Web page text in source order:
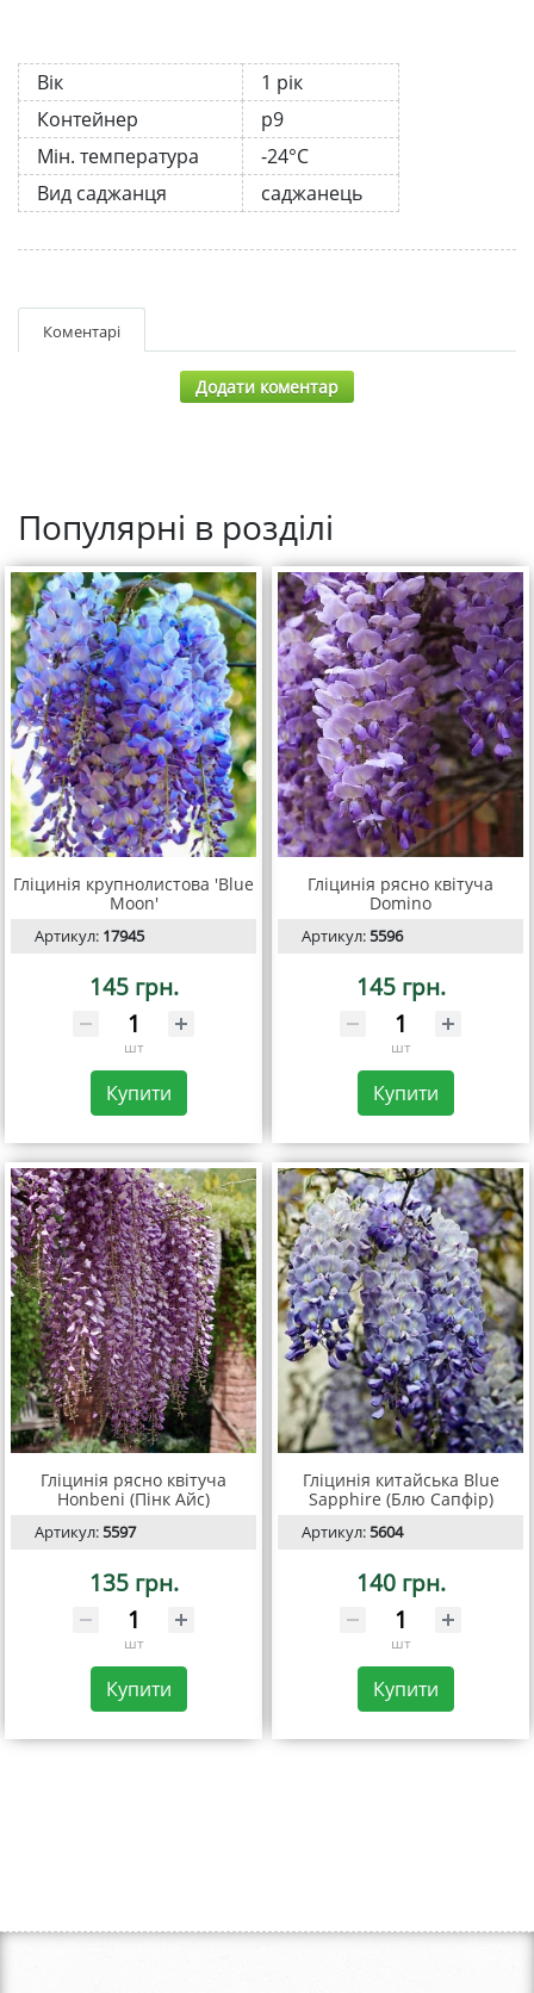
Вік
1 рік
Контейнер
р9
Мін. температура
-24°C
Вид саджанця
саджанець
Коментарі
Додати коментар
Популярні в розділі
Гліцинія крупнолистова 'Blue
Moon'
Артикул: 17945
145 грн.
шт
Купити
Гліцинія рясно квітуча
Domino
Артикул:5596
145 грн.
шт
Купити
Гліцинія рясно квітуча
Honbeni (Пінк Айс)
Артикул:5597
135 грн.
шт
Купити
Гліцинія китайська Blue
Sapphire (Блю Сапфір)
Артикул:5604
140 грн.
шт
Купити